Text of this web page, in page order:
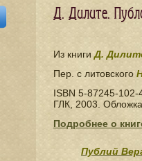
Д. Дилите.
Из книгиД.
Пер. с литовского
ISBN 5-87245-102-
ГЛК, 2003.
Подробнее о
Публий